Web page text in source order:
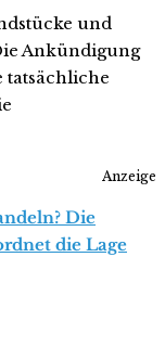
und
Ankündigung
tatsächliche
Anzeige
Die
die Lage